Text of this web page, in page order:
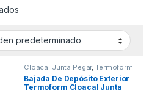
Cloacal Junta Pegar,Termoform
Bajada De Depósito Exterior
Termoform Cloacal Junta